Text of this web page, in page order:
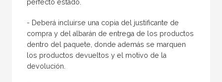
perfecto estado.
- Deberá incluirse una copia del justificante de
compra y del albarán de entrega de los productos
dentro del paquete, donde además se marquen
los productos devueltos y el motivo de la
devolución.